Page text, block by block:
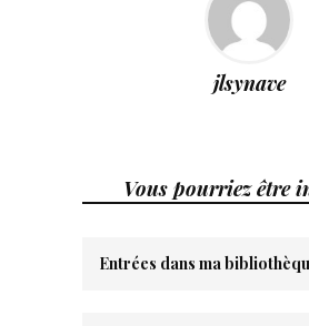
jlsynave
Vous pourriez être
Entrées dans ma